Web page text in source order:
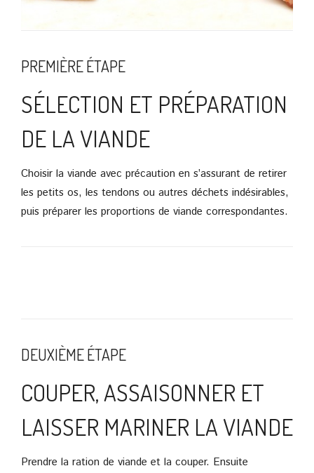
PREMIÈRE ÉTAPE
SÉLECTION ET PRÉPARATION
DE LA VIANDE
Choisir la viande avec précaution en s’assurant de retirer
les petits os, les tendons ou autres déchets indésirables,
puis préparer les proportions de viande correspondantes.
DEUXIÈME ÉTAPE
COUPER, ASSAISONNER ET
LAISSER MARINER LA VIANDE
Prendre la ration de viande et la couper. Ensuite